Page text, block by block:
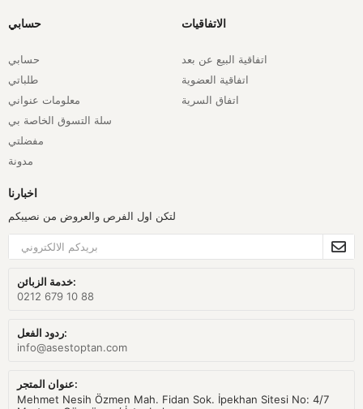
حسابي
حسابي
طلباتي
معلومات عنواني
سلة التسوق الخاصة بي
مفضلتي
مدونة
الاتفاقيات
اتفاقية البيع عن بعد
اتفاقية العضوية
اتفاق السرية
اخبارنا
لتكن اول الفرص والعروض من نصيبكم
خدمة الزبائن:
0212 679 10 88
ردود الفعل:
info@asestoptan.com
عنوان المتجر:
Mehmet Nesih Özmen Mah. Fidan Sok. İpekhan Sitesi No: 4/7